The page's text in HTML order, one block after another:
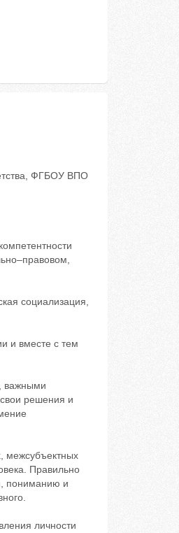
ФГБОУ ВПО
социализация,
и вместе с тем
важными
решения и
межсубъектных
Правильно
пониманию и
личности